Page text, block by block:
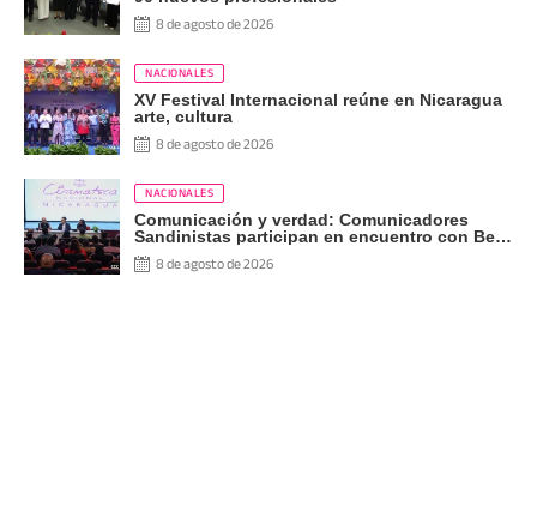
8 de agosto de 2026
NACIONALES
XV Festival Internacional reúne en Nicaragua
arte, cultura
8 de agosto de 2026
NACIONALES
Comunicación y verdad: Comunicadores
Sandinistas participan en encuentro con Ben
Norton8 de agosto de 2026